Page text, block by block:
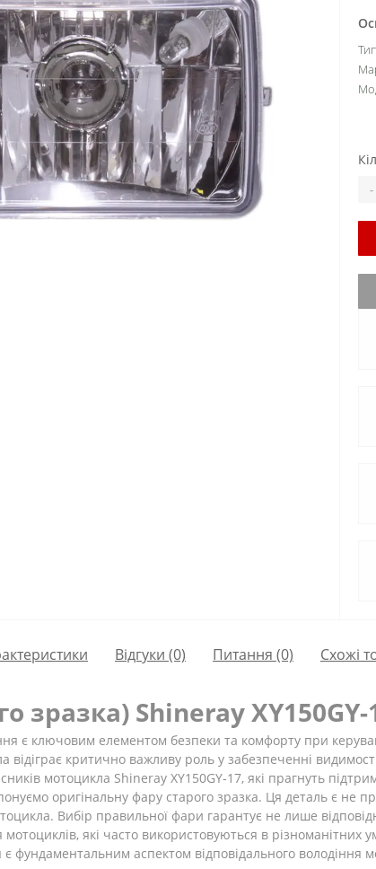
-
Відгуки (0) Питання (0) Схожі
зразка) Shineray
є ключовим елементом безпеки та комфорту при
відіграє критично важливу роль у забезпеченні
мотоцикла Shineray XY150GY-17, які прагнуть
оригінальну фару старого зразка. Ця деталь є
Вибір правильної фари гарантує не лише
які часто використовуються в різноманітних
є фундаментальним аспектом відповідального володіння